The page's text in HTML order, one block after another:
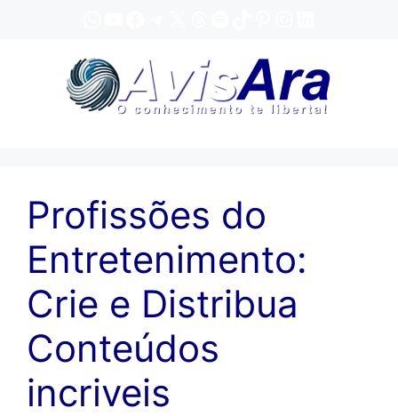
Profissões do
Entretenimento:
Crie e Distribua
Conteúdos
incriveis